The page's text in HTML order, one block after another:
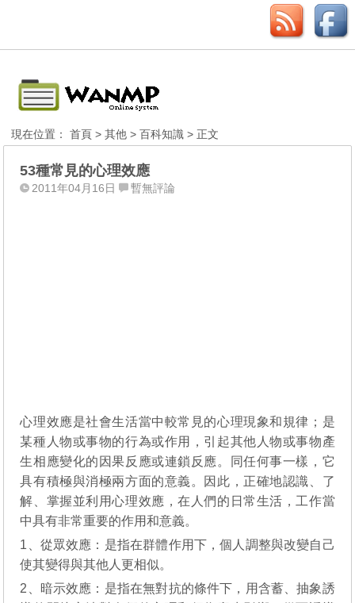
現在位置：首頁 >其他 >百科知識 > 正文
53種常見的心理效應
2011年04月16日 暫無評論
心理效應是社會生活當中較常見的心理現象和規律；是
某種人物或事物的行為或作用，引起其他人物或事物產
生相應變化的因果反應或連鎖反應。同任何事一樣，它
具有積極與消極兩方面的意義。因此，正確地認識、了
解、掌握並利用心理效應，在人們的日常生活，工作當
中具有非常重要的作用和意義。
1、從眾效應：是指在群體作用下，個人調整與改變自己
使其變得與其他人更相似。
2、暗示效應：是指在無對抗的條件下，用含蓄、抽象誘